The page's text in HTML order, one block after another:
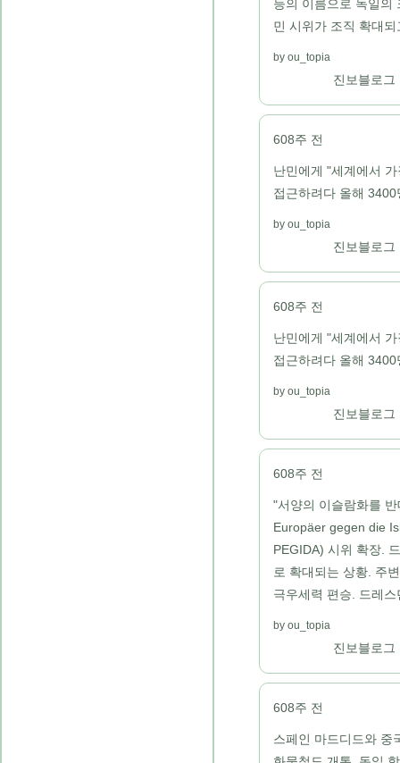
등의 이름으로 독일의
민 시위가 조직 확대되
ou_topia
진보블로그
608주 전
난민에게 "세계에서
접근하려다 올해 3400
ou_topia
진보블로그
608주 전
난민에게 "세계에서
접근하려다 올해 3400
ou_topia
진보블로그
608주 전
"서양의 이슬람화를
Europäer gegen die
PEGIDA) 시위 확장.
로 확대되는 상황. 주
극우세력 편승. 드레
ou_topia
진보블로그
608주 전
스페인 마드디드와 중